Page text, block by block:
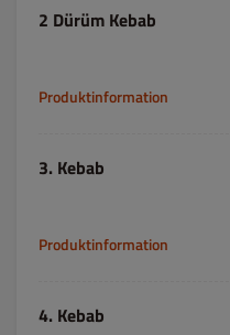
2 Dürüm Kebab
Produktinformation
3. Kebab
Produktinformation
4. Kebab